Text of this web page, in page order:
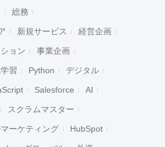
総務
新規サービス 経営企画
ョン 事業企画
習 Python デジタル
Salesforce AI
スクラムマスター
ーケティング HubSpot